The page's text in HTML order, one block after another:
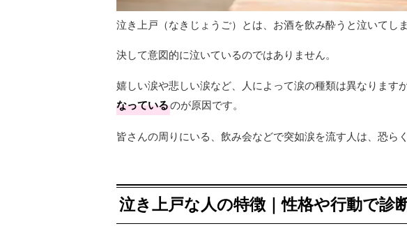
泣き上戸（なきじょうご）とは、お酒を飲み酔うと泣いてしま
決して意図的に泣いているのではありません。
嬉しい涙や悲しい涙など、人によって涙の種類は異なります
なっているのが原因です。
皆さんの周りにいる、飲み会などで突如涙を流す人は、恐ら
泣き上戸な人の特徴｜性格や行動で診